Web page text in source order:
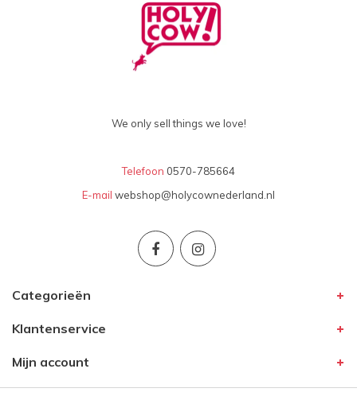
We only sell things we love!
Telefoon 0570-785664
E-mail webshop@holycownederland.nl
Categorieën
Klantenservice
Mijn account